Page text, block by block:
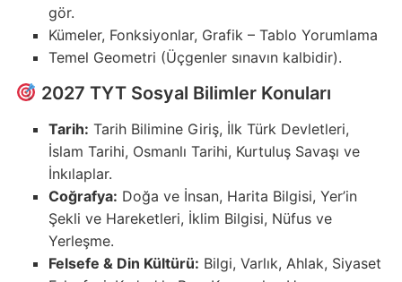
gör.
Kümeler, Fonksiyonlar, Grafik – Tablo Yorumlama
Temel Geometri (Üçgenler sınavın kalbidir).
2027 TYT Sosyal Bilimler Konuları
Tarih: Tarih Bilimine Giriş, İlk Türk Devletleri,
İslam Tarihi, Osmanlı Tarihi, Kurtuluş Savaşı ve
İnkılaplar.
Coğrafya: Doğa ve İnsan, Harita Bilgisi, Yer’in
Şekli ve Hareketleri, İklim Bilgisi, Nüfus ve
Yerleşme.
Felsefe & Din Kültürü: Bilgi, Varlık, Ahlak, Siyaset